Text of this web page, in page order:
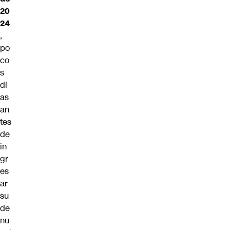
20
24
,
po
co
s
dí
as
an
tes
de
in
gr
es
ar
su
de
nu